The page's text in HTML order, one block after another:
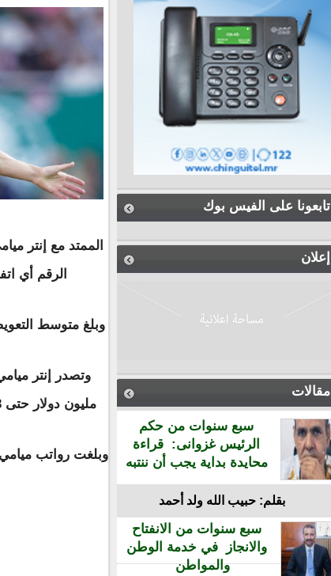
تابعونا على الفيس بوك
إعلان
مقالات
سبع سنوات من حكم
الرئيس غزوانى: قراءة
محايدة بداية يجب أن ننتبه
بقلم: حبيب الله ولد أحمد
سبع سنوات من الانفتاح
والانجاز في خدمة الوطن
والمواطن
الرقم أي
وبلغ متوسط التعويضات المضمونة لميسي
مليون دولار حتى 23 مايو/آيار بزيادة 7ر41 مليون دولار أمريكي مقارنة بنهاية الموسم الماضي.